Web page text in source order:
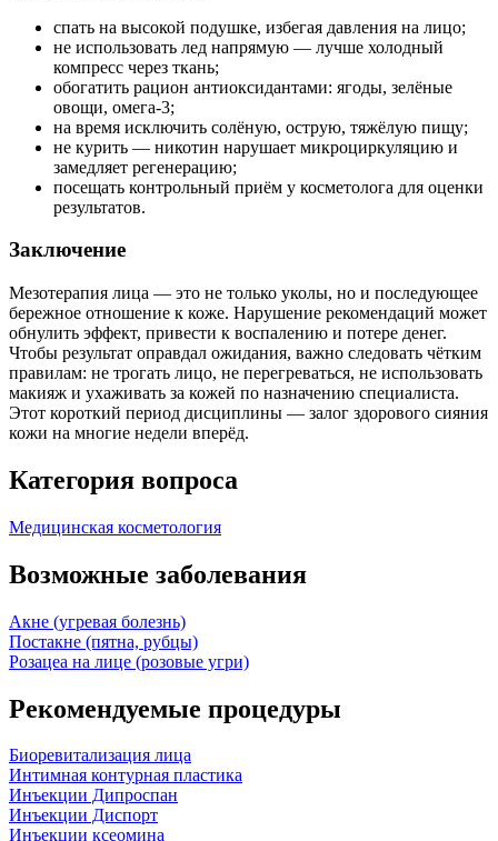
спать на высокой подушке, избегая давления на лицо;
не использовать лед напрямую — лучше холодный
компресс через ткань;
обогатить рацион антиоксидантами: ягоды, зелёные
овощи, омега-3;
на время исключить солёную, острую, тяжёлую пищу;
не курить — никотин нарушает микроциркуляцию и
замедляет регенерацию;
посещать контрольный приём у косметолога для оценки
результатов.
Заключение
Мезотерапия лица — это не только уколы, но и последующее
бережное отношение к коже. Нарушение рекомендаций может
обнулить эффект, привести к воспалению и потере денег.
Чтобы результат оправдал ожидания, важно следовать чётким
правилам: не трогать лицо, не перегреваться, не использовать
макияж и ухаживать за кожей по назначению специалиста.
Этот короткий период дисциплины — залог здорового сияния
кожи на многие недели вперёд.
Категория вопроса
Медицинская косметология
Возможные заболевания
Акне (угревая болезнь)
Постакне (пятна, рубцы)
Розацеа на лице (розовые угри)
Рекомендуемые процедуры
Биоревитализация лица
Интимная контурная пластика
Инъекции Дипроспан
Инъекции Диспорт
Инъекции ксеомина